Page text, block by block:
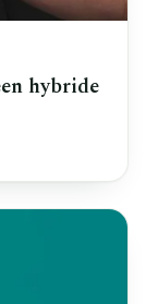
hybride